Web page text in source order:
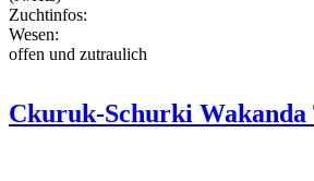
Zuchtinfos:
Wesen:
offen und zutraulich
Ckuruk-Schurki Wakanda